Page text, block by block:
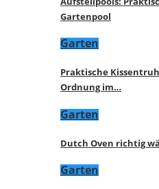
Gartenpool
Garten
Praktische
Ordnung im…
Garten
Dutch Oven richtig
Garten